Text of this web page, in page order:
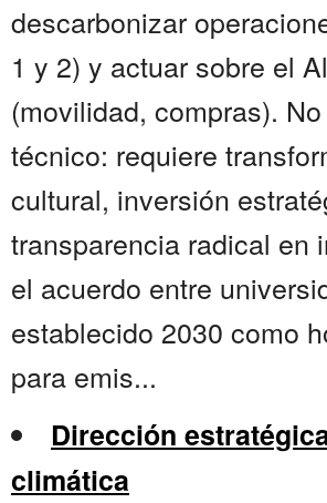
descarbonizar
1 y 2) y actuar sobre el
(movilidad, compras).
técnico: requiere
cultural, inversión
transparencia radical en
el acuerdo entre
establecido 2030 como
para emis...
Dirección
climática